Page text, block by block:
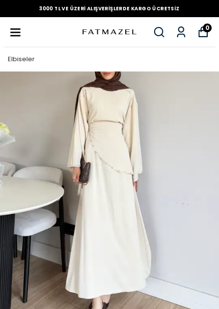
3000 TL VE ÜZERI ALIŞVERIŞLERDE KARGO ÜCRETSIZ
0
Elbiseler